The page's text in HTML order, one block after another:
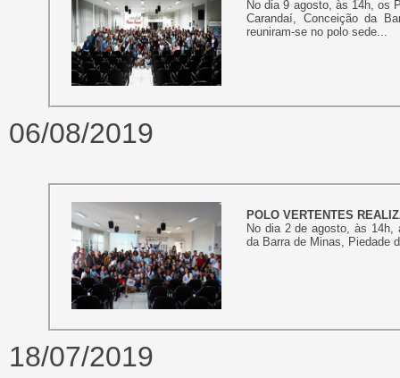
No dia 9 agosto, às 14h, os
Carandaí, Conceição da
reuniram-se no polo sede...
06/08/2019
POLO VERTENTES
No dia 2 de agosto, às 14h,
da Barra de Minas, Piedade
18/07/2019